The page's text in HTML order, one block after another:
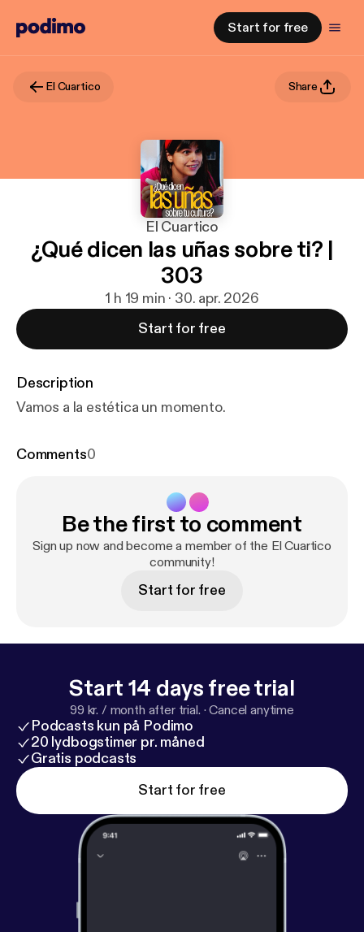
Start for free
El Cuartico Share
El Cuartico
¿Qué dicen las uñas sobre ti? |
303
1 h 19 min · 30. apr. 2026
Start for free
Description
Vamos a la estética un momento.
Comments0
Be the first to comment
Sign up now and become a member of the El Cuartico
community!
Start for free
Start 14 days free trial
99 kr. / month after trial. ·Cancel anytime
Podcasts kun på Podimo
20 lydbogstimer pr. måned
Gratis podcasts
Start for free